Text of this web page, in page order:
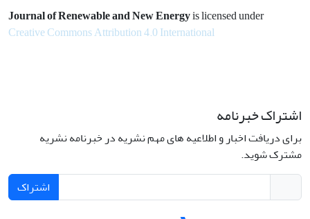
Journal of Renewable and New Energyis licensed under
Creative Commons Attribution 4.0 International
اشتراک خبرنامه
برای دریافت اخبار و اطلاعیه های مهم نشریه در خبرنامه نشریه
مشترک شوید.
اشتراک